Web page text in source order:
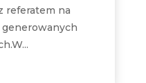
referatem na